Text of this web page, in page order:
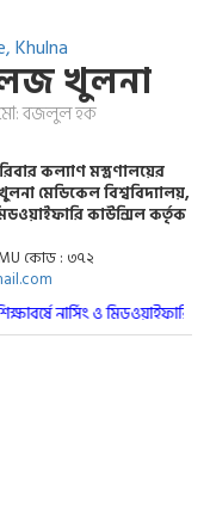
খুলনা
মো: বজলুল হক
কল্যাণ মস্ত্রণালয়ের
মেডিকেল বিশ্ববিদ্যালয়,
কাউন্সিল কর্তৃক
কোড : ৩৭২
নার্সিং ও মিডওয়াইফারি